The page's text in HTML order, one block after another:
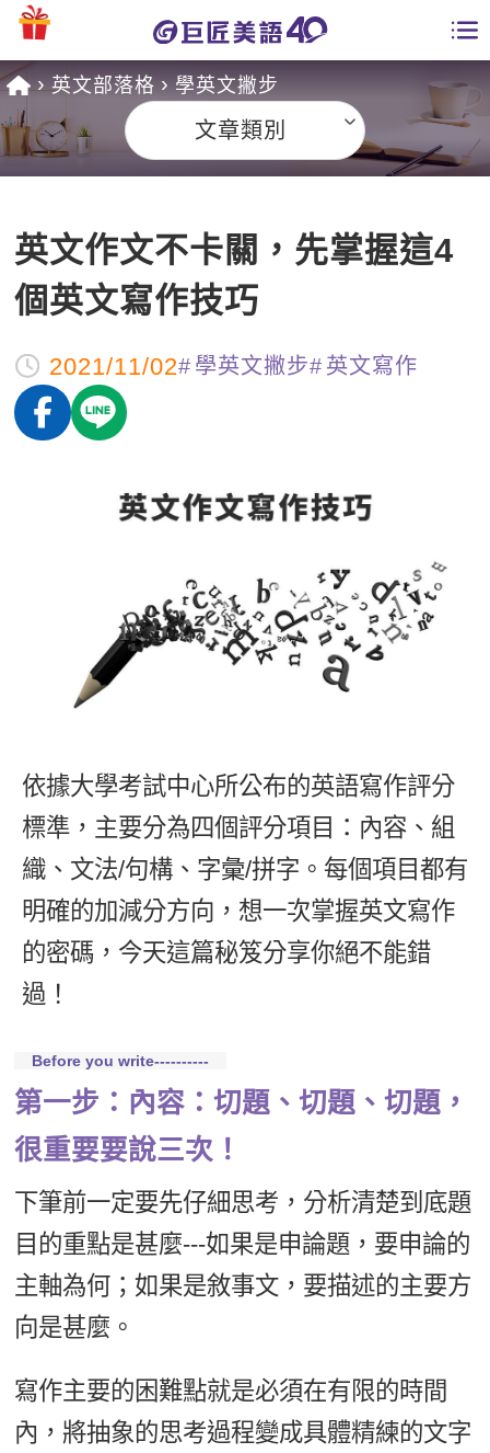
課程總覽
英文課程總表
英文會話
商用英文
英文檢定
IELTS 雅思課程
TOEFL 托福課程
英文聽力養成
開口溜英文
旅遊英文
情境閱讀
英文文法技巧
英文寫作
Cengage TED Talks
CNN聽力強化
英語俱樂部
ECAM
韓語
外語即時通
兒童美語
一對一家教
點讀筆教材
數位學習教材
全國分校
英文部落格
影音學英文
師資團隊
學員故事
活動花絮
學員專區
Recruiting
英文部落格 學英文撇步
文章類別
英文作文不卡關，先掌握這4
個英文寫作技巧
2021/11/02 學英文撇步 英文寫作
依據大學考試中心所公布的英語寫作評分
標準，主要分為四個評分項目：內容、組
織、文法/句構、字彙/拼字。每個項目都有
明確的加減分方向，想一次掌握英文寫作
的密碼，今天這篇秘笈分享你絕不能錯
過！
Before you write----------
第一步：內容：切題、切題、切題，
很重要要說三次！
下筆前一定要先仔細思考，分析清楚到底題
目的重點是甚麼---如果是申論題，要申論的
主軸為何；如果是敘事文，要描述的主要方
向是甚麼。
寫作主要的困難點就是必須在有限的時間
內，將抽象的思考過程變成具體精練的文字